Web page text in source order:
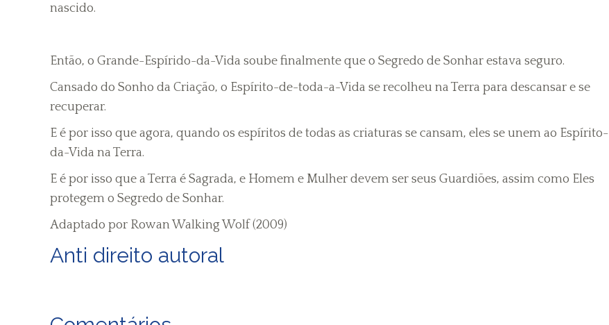
nascido.
Então, o Grande-Espírido-da-Vida soube finalmente que o Segredo de Sonhar estava seguro.
Cansado do Sonho da Criação, o Espírito-de-toda-a-Vida se recolheu na Terra para descansar e se
recuperar.
E é por isso que agora, quando os espíritos de todas as criaturas se cansam, eles se unem ao Espírito-
da-Vida na Terra.
E é por isso que a Terra é Sagrada, e Homem e Mulher devem ser seus Guardiões, assim como Eles
protegem o Segredo de Sonhar.
Adaptado por Rowan Walking Wolf (2009)
Anti direito autoral